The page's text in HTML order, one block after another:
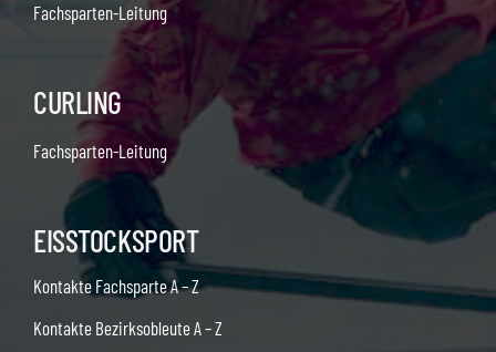
Fachsparten-Leitung
CURLING
Fachsparten-Leitung
EISSTOCKSPORT
Kontakte Fachsparte A – Z
Kontakte Bezirksobleute A – Z